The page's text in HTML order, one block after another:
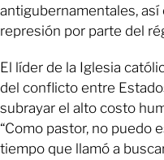
antigubernamentales, así
represión por parte del
El líder de la Iglesia
del conflicto entre
subrayar el alto costo
“Como pastor, no puedo
tiempo que llamó a